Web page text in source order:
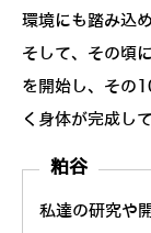
環境にも踏み込
そして、その頃
を開始し、その
く身体が完成し
粕谷
私達の研究や